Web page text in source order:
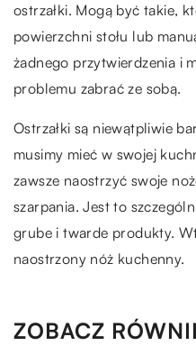
ostrzałki. Mogą być takie,
powierzchni stołu lub
żadnego przytwierdzenia i
problemu zabrać ze sobą.
Ostrzałki są niewątpliwie
musimy mieć w swojej
zawsze naostrzyć swoje
szarpania. Jest to
grube i twarde produkty.
naostrzony nóż kuchenny.
ZOBACZ